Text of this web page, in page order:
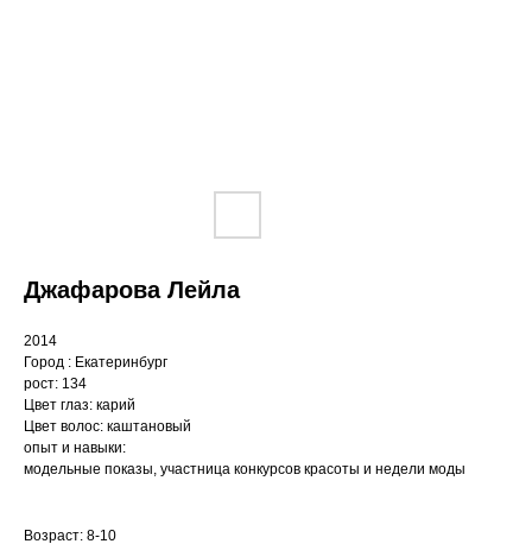
Джафарова Лейла
2014
Город : Екатеринбург
рост: 134
Цвет глаз: карий
Цвет волос: каштановый
опыт и навыки:
модельные показы, участница конкурсов красоты и недели моды
Возраст: 8-10